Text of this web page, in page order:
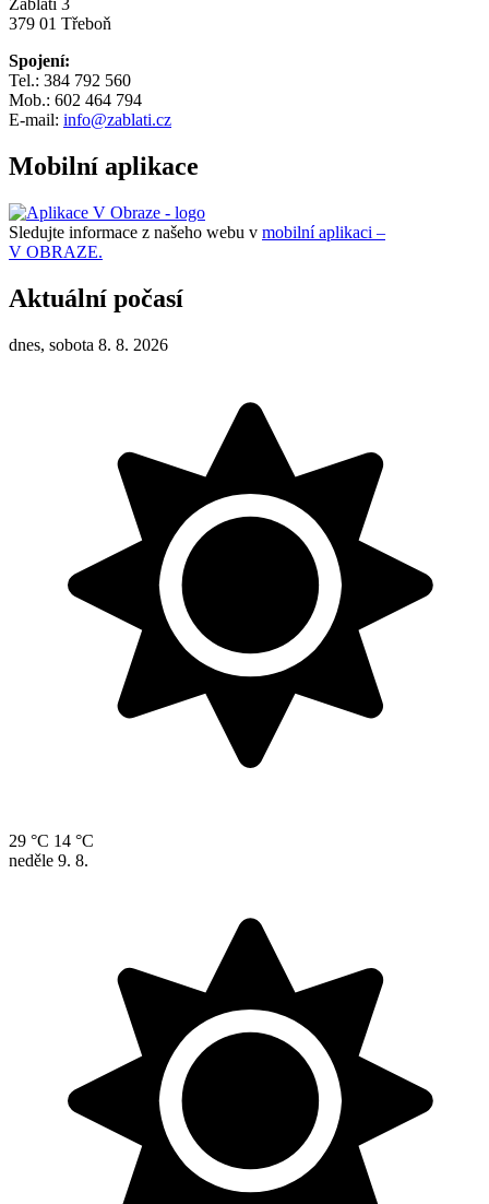
Záblatí 3
379 01 Třeboň
Spojení:
Tel.: 384 792 560
Mob.: 602 464 794
E-mail: info@zablati.cz
Mobilní aplikace
Sledujte informace z našeho webu v mobilní aplikaci –
V OBRAZE.
Aktuální počasí
dnes, sobota 8. 8. 2026
29 °C 14 °C
neděle 9. 8.